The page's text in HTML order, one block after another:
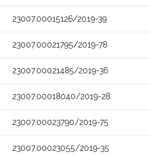
23007.00015126/2019-39
23007.00021795/2019-78
23007.00021485/2019-36
23007.00018040/2019-28
23007.00023790/2019-75
23007.00023055/2019-35